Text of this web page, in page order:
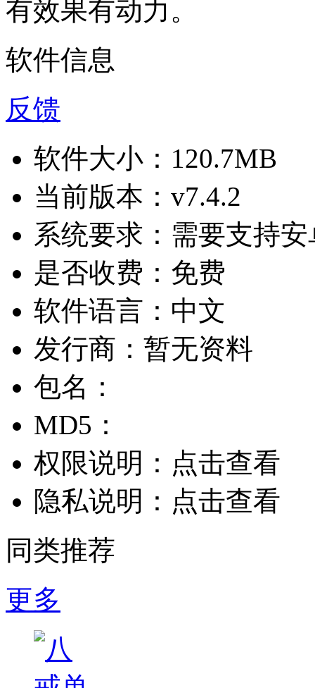
有效果有动力。
软件信息
反馈
软件大小： 120.7MB
当前版本： v7.4.2
系统要求： 需要支持
是否收费： 免费
软件语言： 中文
发行商： 暂无资料
包名：
MD5：
权限说明： 点击查看
隐私说明： 点击查看
同类推荐
更多